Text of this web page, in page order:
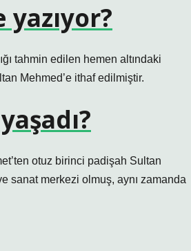
yazıyor?
tahmin edilen hemen altındaki
Mehmed’e ithaf edilmiştir.
otuz birinci padişah Sultan
sanat merkezi olmuş, aynı zamanda